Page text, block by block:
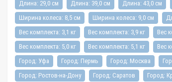
Длина: 29,0 см
Длина: 39,0 см Длина: 43,0 см
Ширина колеса: 8,5 см
Ширина колеса: 9,0 см
Вес комплекта: 3,1 кг
Вес комплекта: 3,9 кг Вес
Вес комплекта: 5,0 кг
Вес комплекта: 5,1 кг Вес
Город: Уфа
Город: Пермь Город: Москва
Город: Ростов-на-Дону
Город: Саратов Город: